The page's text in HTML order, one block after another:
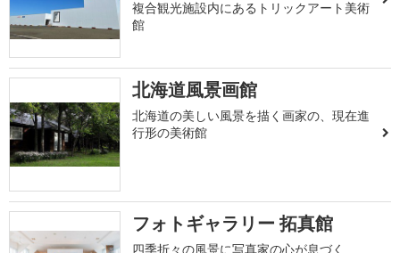
複合観光施設内にあるトリックアート美術
館
北海道風景画館
北海道の美しい風景を描く画家の、現在進
行形の美術館
フォトギャラリー 拓真館
四季折々の風景に写真家の心が息づく